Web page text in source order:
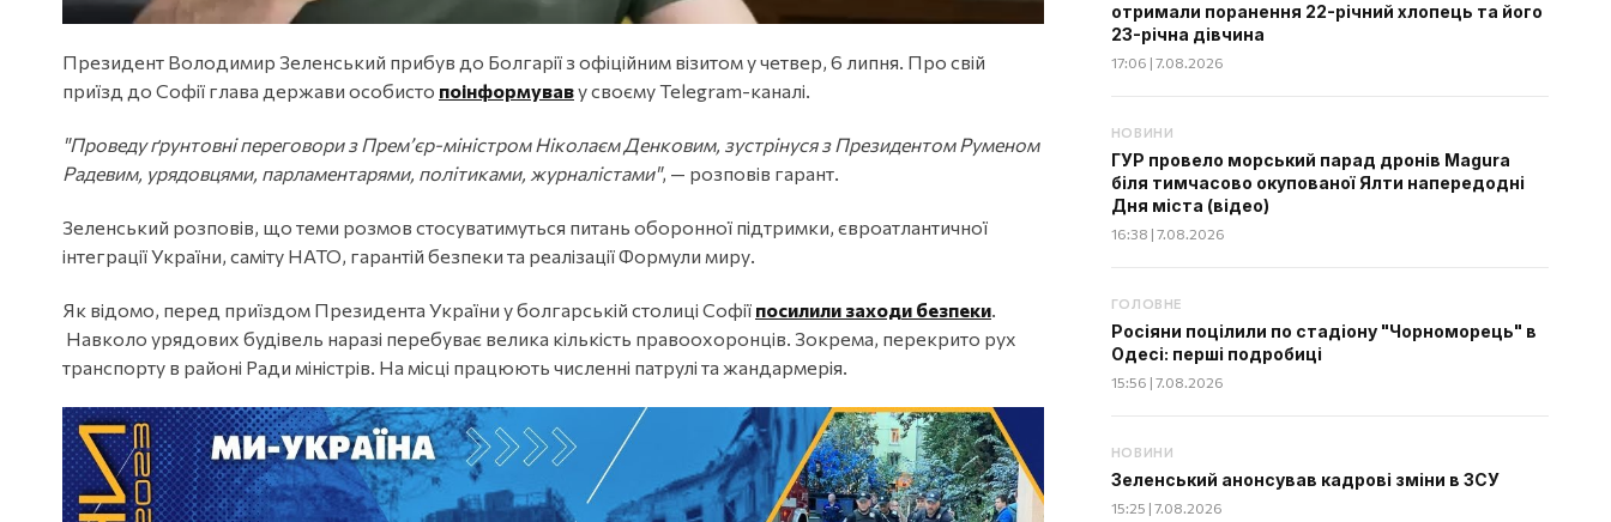
Президент Володимир Зеленський прибув до Болгарії з офіційним візитом у четвер, 6 липня. Про свій
приїзд до Софії глава держави особисто поінформуваву своєму Telegram-каналі.
"Проведу ґрунтовні переговори з Премʼєр-міністром Ніколаєм Денковим, зустрінуся з Президентом Руменом
Радевим, урядовцями, парламентарями, політиками, журналістами", — розповів гарант.
Зеленський розповів, що теми розмов стосуватимуться питань оборонної підтримки, євроатлантичної
інтеграції України, саміту НАТО, гарантій безпеки та реалізації Формули миру.
Як відомо, перед приїздом Президента України у болгарській столиці Софії посилили заходи безпеки.
Навколо урядових будівель наразі перебуває велика кількість правоохоронців. Зокрема, перекрито рух
транспорту в районі Ради міністрів. На місці працюють численні патрулі та жандармерія.
отримали поранення 22-річний хлопець та його
23-річна дівчина
17:06 | 7.08.2026
НОВИНИ
ГУР провело морський парад дронів Magura
біля тимчасово окупованої Ялти напередодні
Дня міста (відео)
16:38 | 7.08.2026
ГОЛОВНЕ
Росіяни поцілили по стадіону "Чорноморець" в
Одесі: перші подробиці
15:56 | 7.08.2026
НОВИНИ
Зеленський анонсував кадрові зміни в ЗСУ
15:25 | 7.08.2026